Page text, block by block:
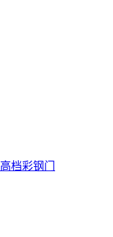
高档彩钢门